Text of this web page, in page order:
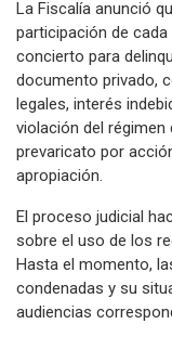
La Fiscalía anunció
participación de
concierto para
documento privado,
legales, interés
violación del régimen
prevaricato por
apropiación.
El proceso judicial
sobre el uso de los
Hasta el momento,
condenadas y su
audiencias